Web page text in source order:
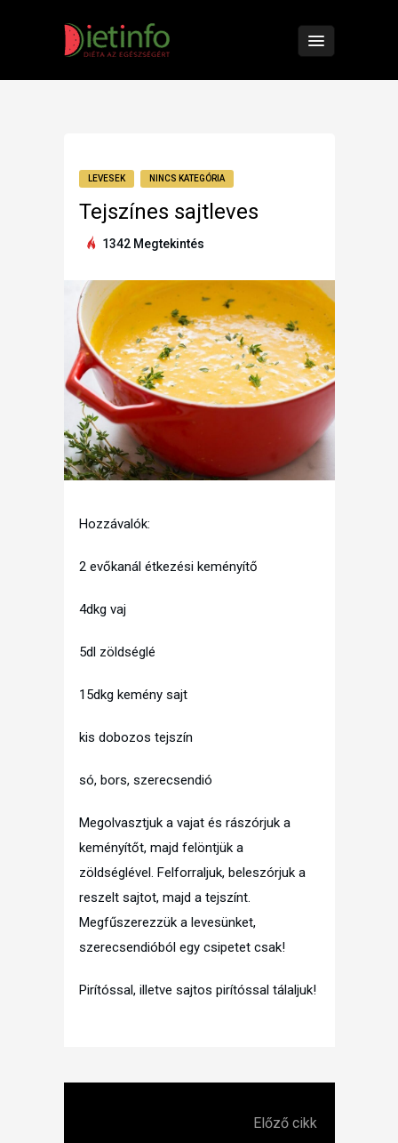
LEVESEK NINCS KATEGÓRIA
Tejszínes sajtleves
1342 Megtekintés
Hozzávalók:
2 evőkanál étkezési keményítő
4dkg vaj
5dl zöldséglé
15dkg kemény sajt
kis dobozos tejszín
só, bors, szerecsendió
Megolvasztjuk a vajat és rászórjuk a
keményítőt, majd felöntjük a
zöldséglével. Felforraljuk, beleszórjuk a
reszelt sajtot, majd a tejszínt.
Megfűszerezzük a levesünket,
szerecsendióból egy csipetet csak!
Pirítóssal, illetve sajtos pirítóssal tálaljuk!
Előző cikk